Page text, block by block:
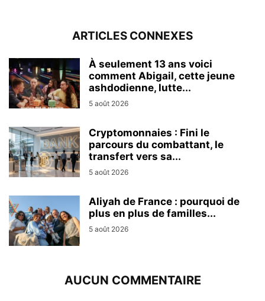
ARTICLES CONNEXES
À seulement 13 ans voici
comment Abigail, cette jeune
ashdodienne, lutte...
5 août 2026
Cryptomonnaies : Fini le
parcours du combattant, le
transfert vers sa...
5 août 2026
Aliyah de France : pourquoi de
plus en plus de familles...
5 août 2026
AUCUN COMMENTAIRE